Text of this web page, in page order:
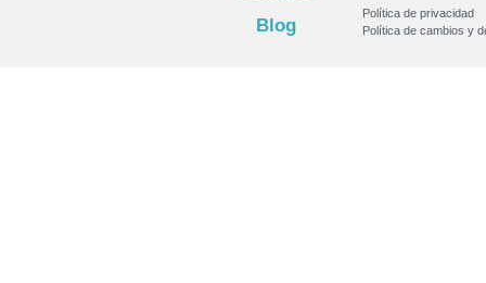
Blog
Política de privacidad
Política de cambios y